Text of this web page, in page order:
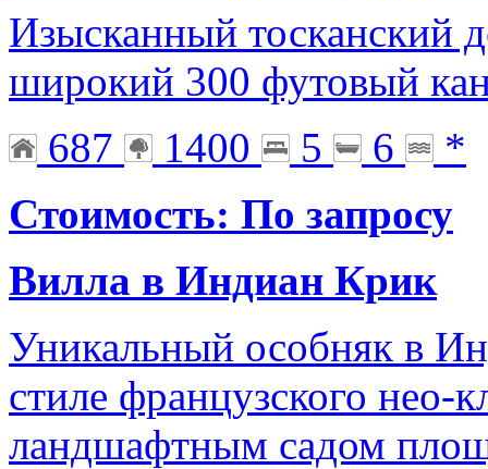
Изысканный тосканский
широкий 300 футовый
687
1400 5 6
*
Стоимость: По запросу
Вилла в Индиан Крик
Уникальный особняк в
стиле французского нео-
ландшафтным садом